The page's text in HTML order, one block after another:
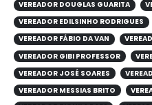
VEREADOR DOUGLAS GUARITA
VEREADOR EDILSINHO RODRIGUES
VEREADOR FÁBIO DA VAN
VEREADOR GIBI PROFESSOR
VEREADOR JOSÉ SOARES
VEREADOR MESSIAS BRITO